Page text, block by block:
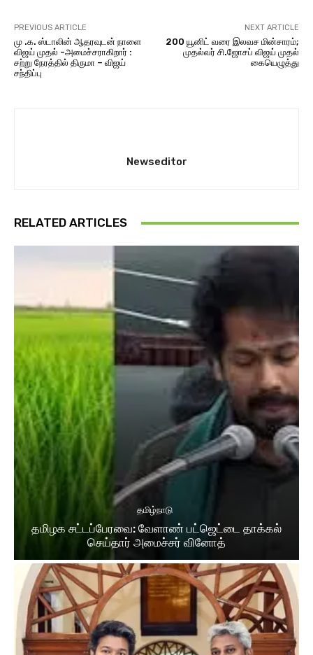
PREVIOUS ARTICLE
மு .க. ஸ்டாலின் ஆதரவுடன் நாளை
விஜய் முதல் -அமைச்சராகிறார் :
சற்று நேரத்தில் திருமா – விஜய்
சந்திப்பு
NEXT ARTICLE
200 யூனிட் வரை இலவச மின்சாரம்;
முதல்வர் சி.ஜோசப் விஜய் முதல்
கையெழுத்து
Newseditor
RELATED ARTICLES
தமிழ்நாடு
தமிழக சட்​டப்​பேர​வை: வேளாண் பட்​ஜெட்டை தாக்கல்
செய்தார் அமைச்சர் வினோத்